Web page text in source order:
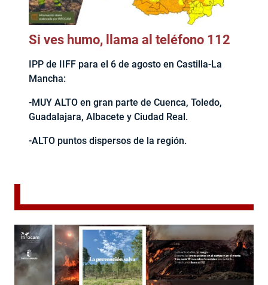
Si ves humo, llama al teléfono 112
IPP de IIFF para el 6 de agosto en Castilla-La
Mancha:
-MUY ALTO en gran parte de Cuenca, Toledo,
Guadalajara, Albacete y Ciudad Real.
-ALTO puntos dispersos de la región.